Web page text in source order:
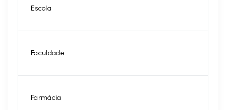
Escola
Faculdade
Farmácia